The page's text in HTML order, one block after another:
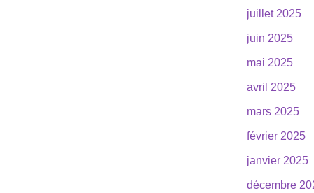
juillet 2025
juin 2025
mai 2025
avril 2025
mars 2025
février 2025
janvier 2025
décembre